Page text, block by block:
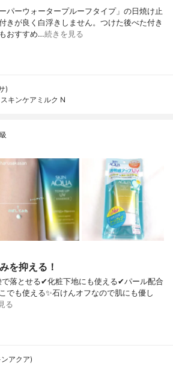
パーウォータープルーフタイプ」の日焼け止
きが良く白浮きしません。つけた後べた付き
おすすめ…続きを見る
)
キンケアミルク N
を抑える！
落とせる✔︎化粧下地にも使える✔︎パール配合
でも使える✨石けんオフなので肌にも優し
る
アクア)